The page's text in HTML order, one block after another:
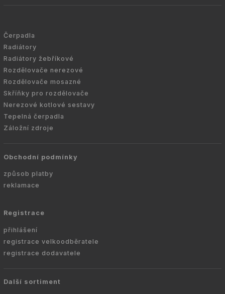
Čerpadla
Radiátory
Radiátory žebříkové
Rozdělovače nerezové
Rozdělovače mosazné
Skříňky pro rozdělovače
Nerezové kotlové sestavy
Tepelná čerpadla
Záložní zdroje
Obchodní podmínky
způsob platby
reklamace
Registrace
přihlášení
registrace velkoodběratele
registrace dodavatele
Další sortiment